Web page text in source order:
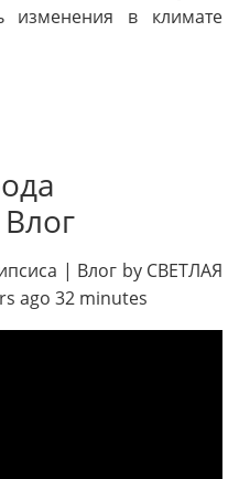
изменения в климате
| Влог by СВЕТЛАЯ
ago 32 minutes